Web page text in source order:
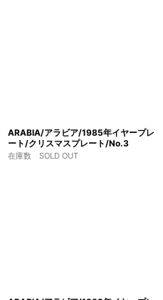
ARABIA/アラビア/1985年イヤープレ
ート/クリスマスプレート/No.3
在庫数 SOLD OUT